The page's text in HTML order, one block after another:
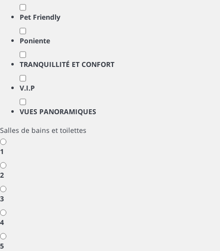
Pet Friendly
Poniente
TRANQUILLITÉ ET CONFORT
V.I.P
VUES PANORAMIQUES
Salles de bains et toilettes
1
2
3
4
5